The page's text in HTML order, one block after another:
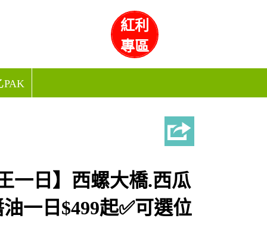
紅利
專區
PAK
一日】西螺大橋.西瓜
一日$499起✅可選位